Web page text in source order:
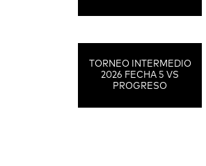
TORNEO INTERMEDIO
2026 FECHA 5 VS
PROGRESO